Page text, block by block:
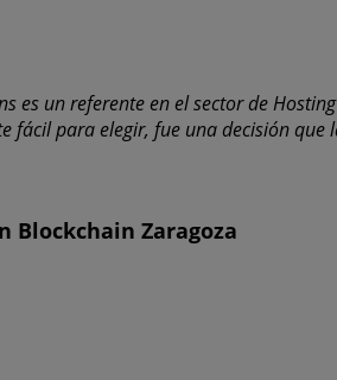
es un referente en el sector de
fácil para elegir, fue una decisión que
Blockchain Zaragoza